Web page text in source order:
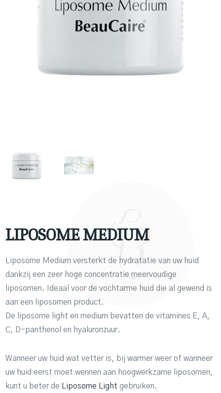
LIPOSOME MEDIUM
Liposome Medium versterkt de hydratatie van uw huid
dankzij een zeer hoge concentratie meervoudige
liposomen. Ideaal voor de vochtarme huid die al gewend is
aan een liposomen product.
De liposome light en medium bevatten de vitamines E, A,
C, D-panthenol en hyaluronzuur.
Wanneer uw huid wat vetter is, bij warmer weer of wanneer
uw huid eerst moet wennen aan hoogwerkzame liposomen,
kunt u beter de
Liposome Light gebruiken.